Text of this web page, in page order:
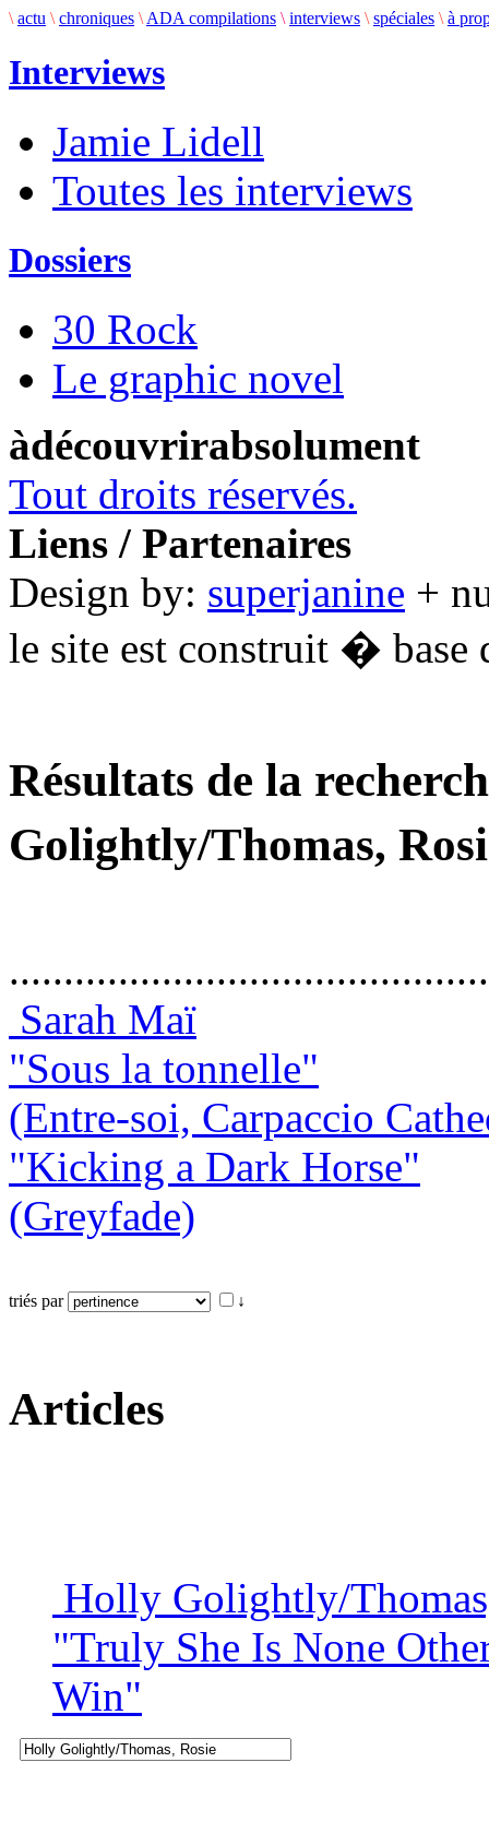
\ actu \ chroniques \ ADA compilations \ interviews \ spéciales \ à
Interviews
Jamie Lidell
Toutes les interviews
Dossiers
30 Rock
Le graphic novel
àdécouvrirabsolument
Tout droits réservés.
Liens / Partenaires
Design by: superjanine +
le site est construit � base
Résultats de la
Golightly/Thomas,
Sarah Maï
"Sous la tonnelle"
(Entre-soi, Carpaccio
"Kicking a Dark Horse"
(Greyfade)
triés par ↓
Articles
Holly Golightly/
"Truly She Is None
Win"